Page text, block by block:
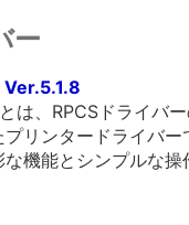
ー
Ver.5.1.8
は、RPCSドライバ
リンタードライバ
機能とシンプルな